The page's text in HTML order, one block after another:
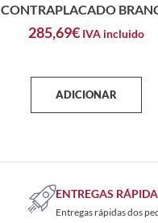
CONTRAPLACADO
285,69€ IVA incluido
ADICIONAR
ENTREGAS
Entregas rápidas dos